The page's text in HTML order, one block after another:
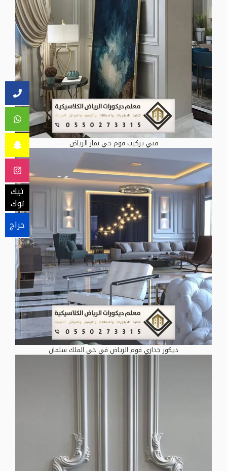
تيك
توك
حراج
فني تركيب فوم حي نمار الرياض
ديكور جداري فوم الرياض في حي الملك سلمان